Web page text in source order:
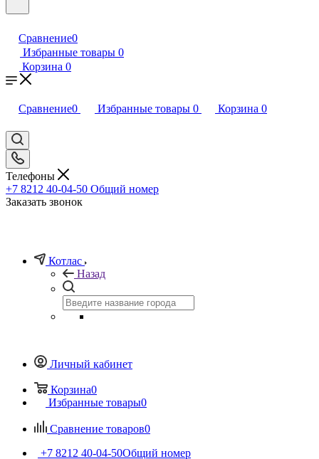
Сравнение0
Избранные товары 0
Корзина 0
Сравнение0 Избранные товары 0 Корзина 0
Телефоны
+7 8212 40-04-50 Общий номер
Заказать звонок
Котлас
Назад
Личный кабинет
Корзина0
Избранные товары0
Сравнение товаров0
+7 8212 40-04-50Общий номер